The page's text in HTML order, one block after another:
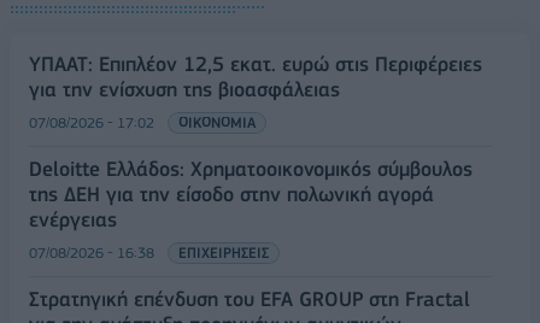
ΥΠΑΑΤ: Επιπλέον 12,5 εκατ. ευρώ στις Περιφέρειες
για την ενίσχυση της βιοασφάλειας
07/08/2026 - 17:02 ΟΙΚΟΝΟΜΙΑ
Deloitte Ελλάδος: Χρηματοοικονομικός σύμβουλος
της ΔΕΗ για την είσοδο στην πολωνική αγορά
ενέργειας
07/08/2026 - 16:38 ΕΠΙΧΕΙΡΗΣΕΙΣ
Στρατηγική επένδυση του EFA GROUP στη Fractal